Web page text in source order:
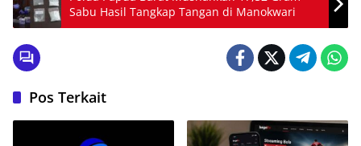
Sabu Hasil Tangkap Tangan di Manokwari
Pos Terkait